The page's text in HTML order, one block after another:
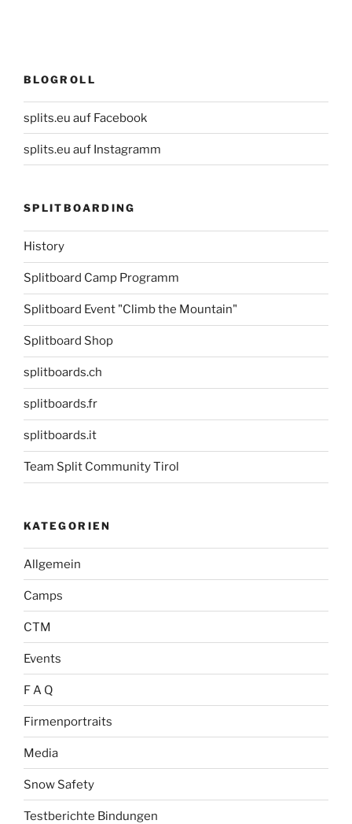
BLOGROLL
splits.eu auf Facebook
splits.eu auf Instagramm
SPLITBOARDING
History
Splitboard Camp Programm
Splitboard Event "Climb the Mountain"
Splitboard Shop
splitboards.ch
splitboards.fr
splitboards.it
Team Split Community Tirol
KATEGORIEN
Allgemein
Camps
CTM
Events
F A Q
Firmenportraits
Media
Snow Safety
Testberichte Bindungen